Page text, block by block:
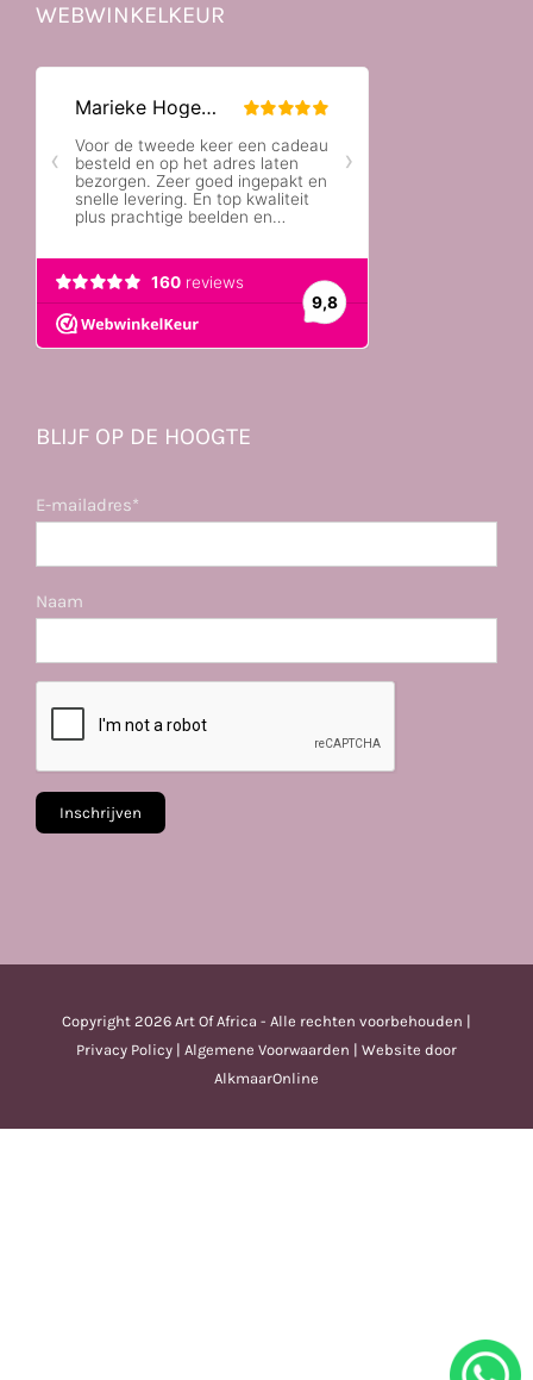
WEBWINKELKEUR
BLIJF OP DE HOOGTE
E-mailadres*
Naam
Copyright 2026 Art Of Africa - Alle rechten voorbehouden |
Privacy Policy | Algemene Voorwaarden | Website door
AlkmaarOnline